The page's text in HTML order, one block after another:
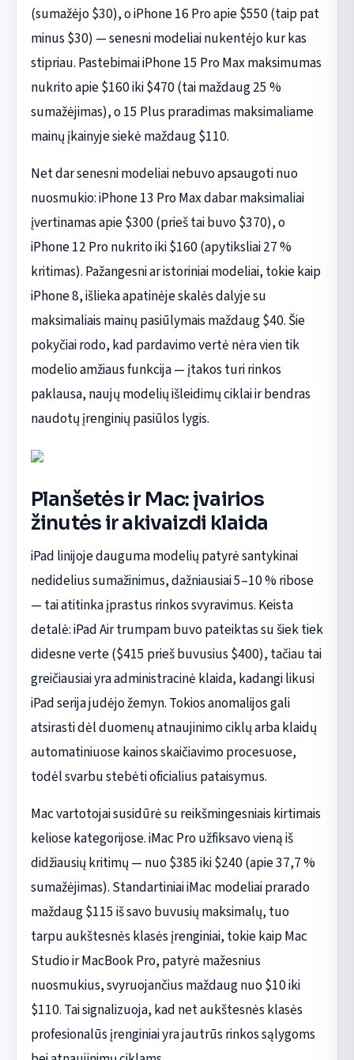
(sumažėjo $30), o iPhone 16 Pro apie $550 (taip pat
minus $30) — senesni modeliai nukentėjo kur kas
stipriau. Pastebimai iPhone 15 Pro Max maksimumas
nukrito apie $160 iki $470 (tai maždaug 25 %
sumažėjimas), o 15 Plus praradimas maksimaliame
mainų įkainyje siekė maždaug $110.
Net dar senesni modeliai nebuvo apsaugoti nuo
nuosmukio: iPhone 13 Pro Max dabar maksimaliai
įvertinamas apie $300 (prieš tai buvo $370), o
iPhone 12 Pro nukrito iki $160 (apytiksliai 27 %
kritimas). Pažangesni ar istoriniai modeliai, tokie kaip
iPhone 8, išlieka apatinėje skalės dalyje su
maksimaliais mainų pasiūlymais maždaug $40. Šie
pokyčiai rodo, kad pardavimo vertė nėra vien tik
modelio amžiaus funkcija — įtakos turi rinkos
paklausa, naujų modelių išleidimų ciklai ir bendras
naudotų įrenginių pasiūlos lygis.
Planšetės ir Mac: įvairios
žinutės ir akivaizdi klaida
iPad linijoje dauguma modelių patyrė santykinai
nedidelius sumažinimus, dažniausiai 5–10 % ribose
— tai atitinka įprastus rinkos svyravimus. Keista
detalė: iPad Air trumpam buvo pateiktas su šiek tiek
didesne verte ($415 prieš buvusius $400), tačiau tai
greičiausiai yra administracinė klaida, kadangi likusi
iPad serija judėjo žemyn. Tokios anomalijos gali
atsirasti dėl duomenų atnaujinimo ciklų arba klaidų
automatiniuose kainos skaičiavimo procesuose,
todėl svarbu stebėti oficialius pataisymus.
Mac vartotojai susidūrė su reikšmingesniais kirtimais
keliose kategorijose. iMac Pro užfiksavo vieną iš
didžiausių kritimų — nuo $385 iki $240 (apie 37,7 %
sumažėjimas). Standartiniai iMac modeliai prarado
maždaug $115 iš savo buvusių maksimalų, tuo
tarpu aukštesnės klasės įrenginiai, tokie kaip Mac
Studio ir MacBook Pro, patyrė mažesnius
nuosmukius, svyruojančius maždaug nuo $10 iki
$110. Tai signalizuoja, kad net aukštesnės klasės
profesionalūs įrenginiai yra jautrūs rinkos sąlygoms